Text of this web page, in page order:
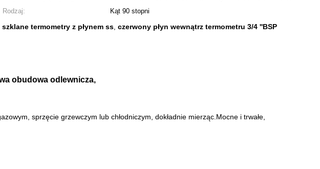
Rodzaj:
Kąt 90 stopni
termometry z płynem ss, czerwony płyn wewnątrz termometru 3/4 ''BSP
obudowa odlewnicza,
sprzęcie grzewczym lub chłodniczym, dokładnie mierząc.Mocne i trwałe,